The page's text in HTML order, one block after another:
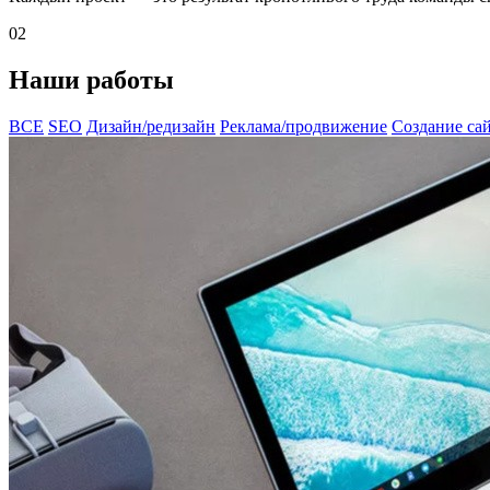
02
Наши работы
ВСЕ SEO Дизайн/редизайн Реклама/продвижение Создание